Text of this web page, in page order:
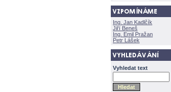
Ing. Jan Kadlčík
Jiří Bene
Ing. Emil Pražan
Petr Lášek
Vyhledat text